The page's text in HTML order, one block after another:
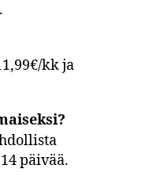
kk ja
päivää.